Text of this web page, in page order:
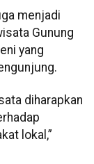
menjadi
Gunung
yang
diharapkan
lokal,”